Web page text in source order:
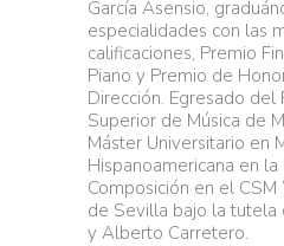
García Asensio,
especialidades con las
calificaciones, Premio
Piano y Premio de
Dirección. Egresado del
Superior de Música de
Máster Universitario en
Hispanoamericana en
Composición en el CSM
de Sevilla bajo la tutela
y Alberto Carretero.